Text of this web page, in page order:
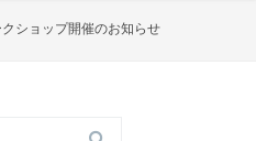
クショップ開催のお知らせ